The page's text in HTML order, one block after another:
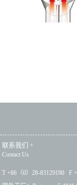
联系我们 +
Contact Us
T +86（0）28-83129190 F